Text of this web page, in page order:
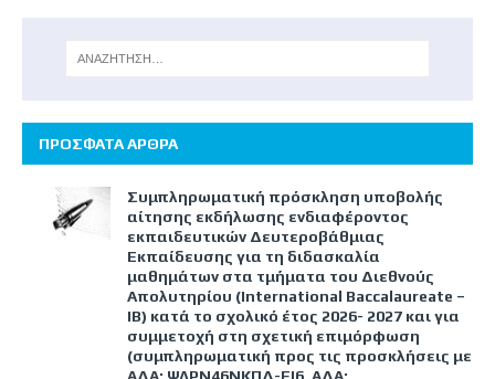
ΠΡΟΣΦΑΤΑ ΑΡΘΡΑ
Συμπληρωματική πρόσκληση υποβολής
αίτησης εκδήλωσης ενδιαφέροντος
εκπαιδευτικών Δευτεροβάθμιας
Εκπαίδευσης για τη διδασκαλία
μαθημάτων στα τμήματα του Διεθνούς
Απολυτηρίου (International Baccalaureate –
IB) κατά το σχολικό έτος 2026- 2027 και για
συμμετοχή στη σχετική επιμόρφωση
(συμπληρωματική προς τις προσκλήσεις με
ΑΔΑ: ΨΛΡΝ46ΝΚΠΔ-ΕΙ6, ΑΔΑ: